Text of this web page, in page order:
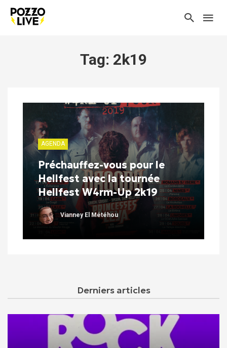
Tag: 2k19
AGENDA
Préchauffez-vous pour le
Hellfest avec la tournée
Hellfest W4rm-Up 2k19
Vianney El Météhou
Derniers articles